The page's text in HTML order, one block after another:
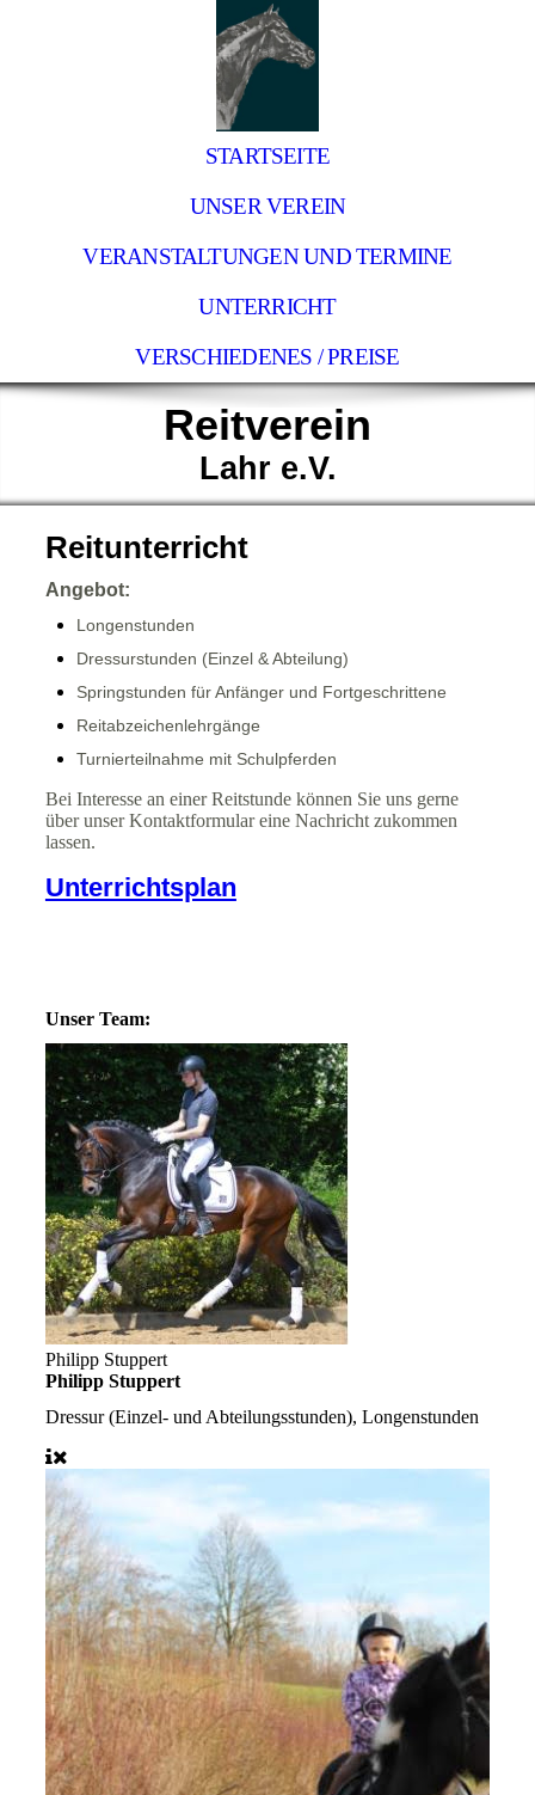
STARTSEITE
UNSER VEREIN
VERANSTALTUNGEN UND TERMINE
UNTERRICHT
VERSCHIEDENES / PREISE
Reitverein
Lahr e.V.
Reitunterricht
Angebot:
Longenstunden
Dressurstunden (Einzel & Abteilung)
Springstunden für Anfänger und Fortgeschrittene
Reitabzeichenlehrgänge
Turnierteilnahme mit Schulpferden
Bei Interesse an einer Reitstunde können Sie uns gerne
über unser Kontaktformular eine Nachricht zukommen
lassen.
Unterrichtsplan
Unser Team:
Philipp Stuppert
Philipp Stuppert
Dressur (Einzel- und Abteilungsstunden), Longenstunden